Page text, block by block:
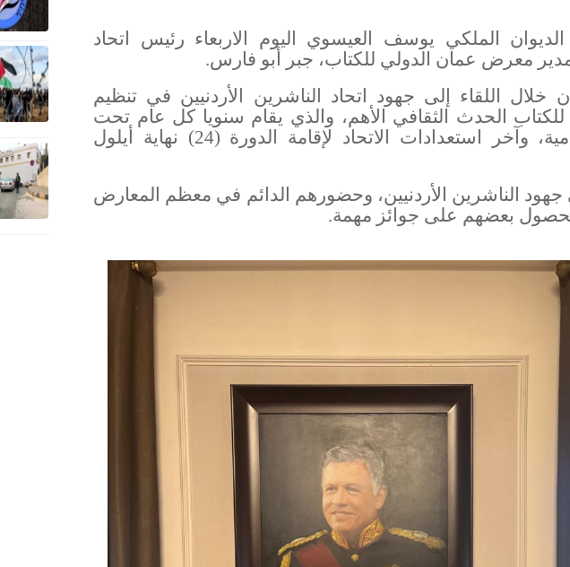
الملكي يوسف العيسوي اليوم الاربعاء رئيس اتحاد
ومدير معرض عمان الدولي للكتاب، جبر أبو فارس.
خلال اللقاء إلى جهود اتحاد الناشرين الأردنيين في تنظيم
الحدث الثقافي الأهم، والذي يقام سنويا كل عام تحت
الرعاية الملكية السامية، وآخر استعدادات الاتحاد لإقامة الدورة (24) نهاية أيلول
الناشرين الأردنيين، وحضورهم الدائم في معظم المعارض
بحصول بعضهم على جوائز مهمة.